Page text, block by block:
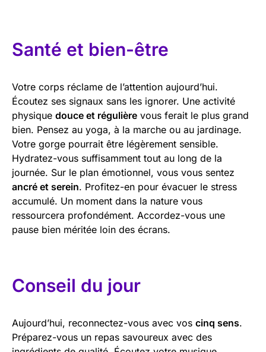
Santé et bien-être
Votre corps réclame de l’attention aujourd’hui.
Écoutez ses signaux sans les ignorer. Une activité
physique douce et régulière vous ferait le plus grand
bien. Pensez au yoga, à la marche ou au jardinage.
Votre gorge pourrait être légèrement sensible.
Hydratez-vous suffisamment tout au long de la
journée. Sur le plan émotionnel, vous vous sentez
ancré et serein. Profitez-en pour évacuer le stress
accumulé. Un moment dans la nature vous
ressourcera profondément. Accordez-vous une
pause bien méritée loin des écrans.
Conseil du jour
Aujourd’hui, reconnectez-vous avec vos cinq sens.
Préparez-vous un repas savoureux avec des